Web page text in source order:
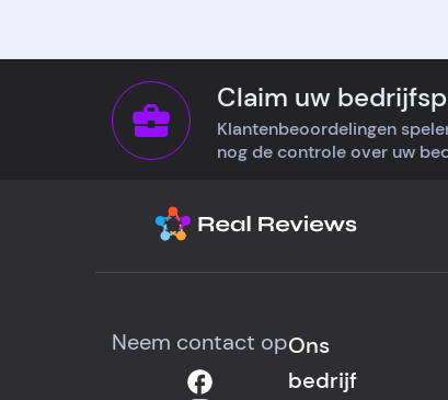
Claim uw
Klantenbeoordelingen
nog de controle over uw
Neem contact opOns
bedrijf